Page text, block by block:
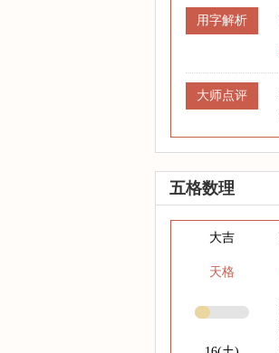
用字解析
大师点评
五格数理
大吉
天格